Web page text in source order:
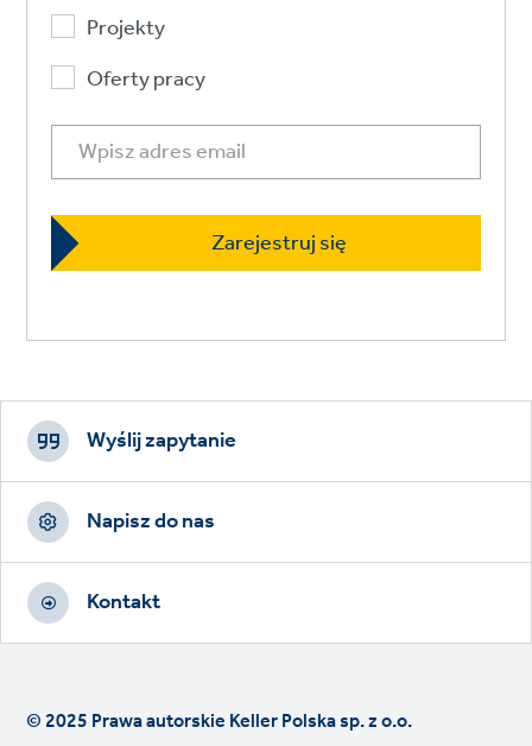
Projekty
Oferty pracy
Footer
CTAs
Wyślij zapytanie
Napisz do nas
Kontakt
© 2025 Prawa autorskie Keller Polska sp. z o.o.